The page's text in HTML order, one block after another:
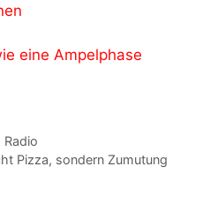
eine Ampelphase
Radio
Pizza, sondern Zumutung